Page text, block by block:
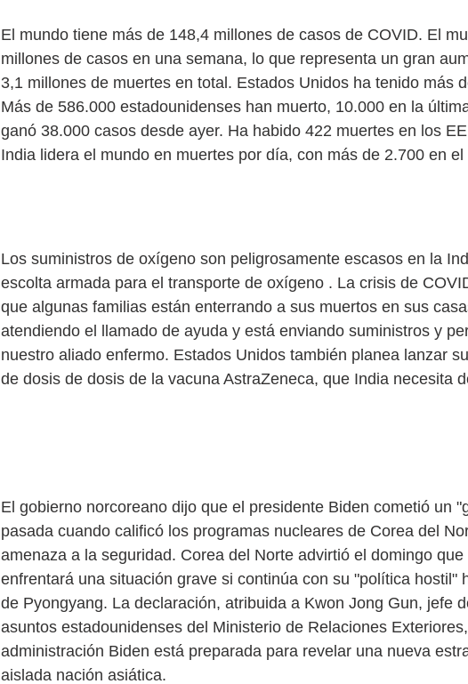
El mundo tiene más de 148,4 millones de casos de COVID. El
millones de casos en una semana, lo que representa un gran
3,1 millones de muertes en total. Estados Unidos ha tenido más
Más de 586.000 estadounidenses han muerto, 10.000 en la
ganó 38.000 casos desde ayer. Ha habido 422 muertes en los
India lidera el mundo en muertes por día, con más de 2.700 en
Los suministros de oxígeno son peligrosamente escasos en la
escolta armada para el transporte de oxígeno . La crisis de
que algunas familias están enterrando a sus muertos en sus
atendiendo el llamado de ayuda y está enviando suministros y
nuestro aliado enfermo. Estados Unidos también planea lanzar
de dosis de dosis de la vacuna AstraZeneca, que India necesita
El gobierno norcoreano dijo que el presidente Biden cometió un
pasada cuando calificó los programas nucleares de Corea del
amenaza a la seguridad. Corea del Norte advirtió el domingo
enfrentará una situación grave si continúa con su "política hostil"
de Pyongyang. La declaración, atribuida a Kwon Jong Gun, jefe
asuntos estadounidenses del Ministerio de Relaciones
administración Biden está preparada para revelar una nueva
aislada nación asiática.